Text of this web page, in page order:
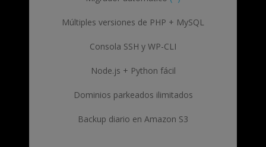
Múltiples versiones de PHP + MySQL
Consola SSH y WP-CLI
Node.js + Python fácil
Dominios parkeados ilimitados
Backup diario en Amazon S3